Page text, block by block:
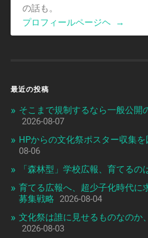
の話も。
プロフィールページヘ
→
最近の投稿
そこまで規制するなら一般公開
2026-08-07
HPからの文化祭ポスター収集
08-06
「森林型」学校広報、育てるの
育てる広報へ、超少子化時代に
募集戦略
2026-08-04
文化祭は誰に見せるものなのか
2026-08-03